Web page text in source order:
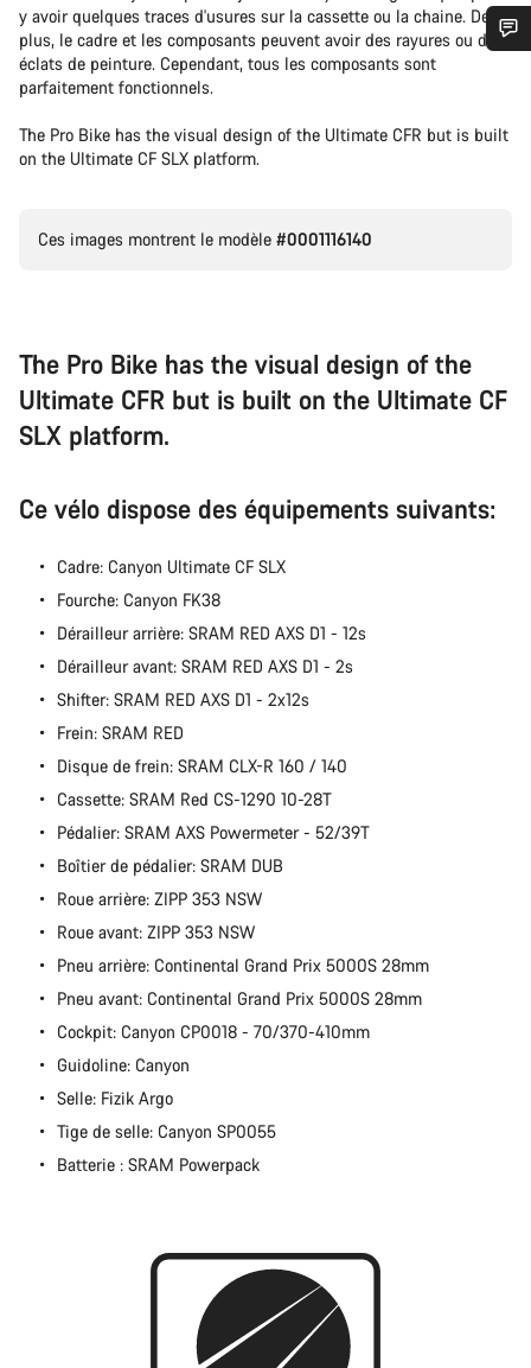
y avoir quelques traces d'usures sur la cassette ou la chaine. De
plus, le cadre et les composants peuvent avoir des rayures ou des
éclats de peinture. Cependant, tous les composants sont
parfaitement fonctionnels.
The Pro Bike has the visual design of the Ultimate CFR but is built
on the Ultimate CF SLX platform.
Ces images montrent le modèle #0001116140
The Pro Bike has the visual design of the
Ultimate CFR but is built on the Ultimate CF
SLX platform.
Ce vélo dispose des équipements suivants:
Cadre: Canyon Ultimate CF SLX
Fourche: Canyon FK38
Dérailleur arrière: SRAM RED AXS D1 - 12s
Dérailleur avant: SRAM RED AXS D1 - 2s
Shifter: SRAM RED AXS D1 - 2x12s
Frein: SRAM RED
Disque de frein: SRAM CLX-R 160 / 140
Cassette: SRAM Red CS-1290 10-28T
Pédalier: SRAM AXS Powermeter - 52/39T
Boîtier de pédalier: SRAM DUB
Roue arrière: ZIPP 353 NSW
Roue avant: ZIPP 353 NSW
Pneu arrière: Continental Grand Prix 5000S 28mm
Pneu avant: Continental Grand Prix 5000S 28mm
Cockpit: Canyon CP0018 - 70/370-410mm
Guidoline: Canyon
Selle: Fizik Argo
Tige de selle: Canyon SP0055
Batterie : SRAM Powerpack
Besoin d’aide ?
Nos experts du service client vous attendent pour
répondre à vos questions.
Démarrer le Chat